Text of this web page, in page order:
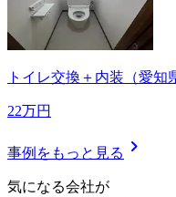
トイレ交換＋内装（愛
22万円
事例をもっと見る chevron_right
気になる会社が